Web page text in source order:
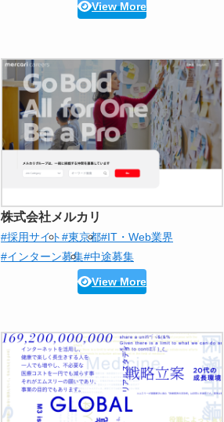
View More
株式会社メルカリ
#採用サイト#東京都#IT・Web業界
#インターン募集#中途募集
View More